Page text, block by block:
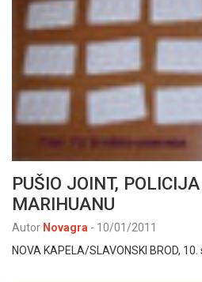
PUŠIO JOINT,
MARIHUANU
Autor Novagra - 10/01/2011
NOVA KAPELA/SLAVONSKI BROD,